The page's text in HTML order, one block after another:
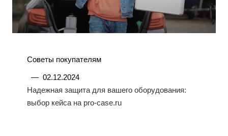
Советы покупателям
— 02.12.2024
Надежная защита для вашего оборудования:
выбор кейса на pro-case.ru